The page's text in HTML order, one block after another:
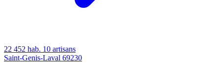
22 452 hab. 10 artisans
Saint-Genis-Laval 69230